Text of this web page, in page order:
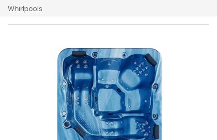
Whirlpools